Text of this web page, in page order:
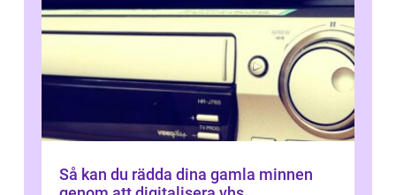
Så kan du rädda dina gamla minnen